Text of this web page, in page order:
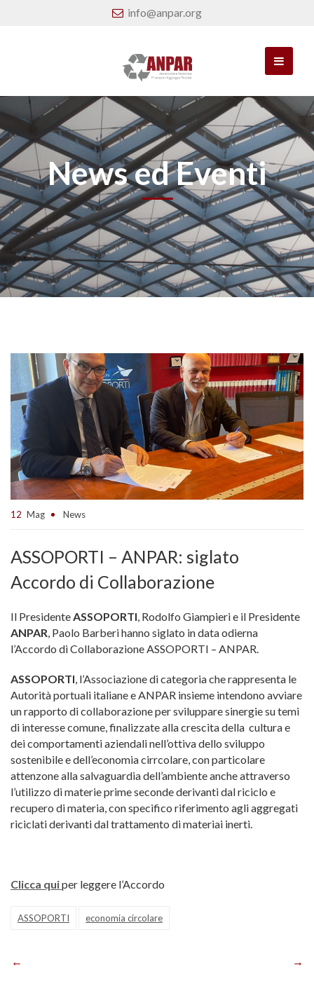
info@anpar.org
News ed Eventi
12 Mag News
ASSOPORTI – ANPAR: siglato
Accordo di Collaborazione
Il PresidenteASSOPORTI, Rodolfo Giampieri e il Presidente
ANPAR, Paolo Barberi hanno siglato in data odierna
l’Accordo di Collaborazione ASSOPORTI – ANPAR.
ASSOPORTI, l’Associazione di categoria che rappresenta le
Autorità portuali italiane e ANPAR insieme intendono avviare
un rapporto di collaborazione per sviluppare sinergie su temi
di interesse comune, finalizzate alla crescita della cultura e
dei comportamenti aziendali nell’ottiva dello sviluppo
sostenibile e dell’economia cirrcolare, con particolare
attenzone alla salvaguardia dell’ambiente anche attraverso
l’utilizzo di materie prime seconde derivanti dal riciclo e
recupero di materia, con specifico riferimento agli aggregati
riciclati derivanti dal trattamento di materiai inerti.
Clicca quiper leggere l’Accordo
ASSOPORTI economia circolare
Navigazione